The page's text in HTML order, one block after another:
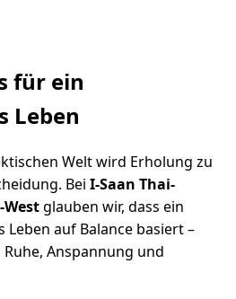
für ein
Leben
Welt wird Erholung zu
Bei I-Saan Thai-
glauben wir, dass ein
auf Balance basiert –
Anspannung und